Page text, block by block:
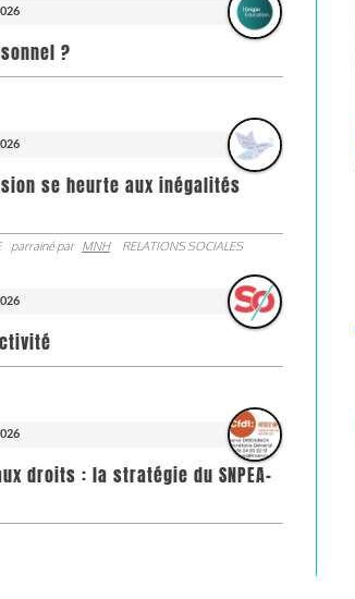
?
se heurte aux inégalités
parrainé par MNH RELATIONS SOCIALES
droits : la stratégie du SNPEA-